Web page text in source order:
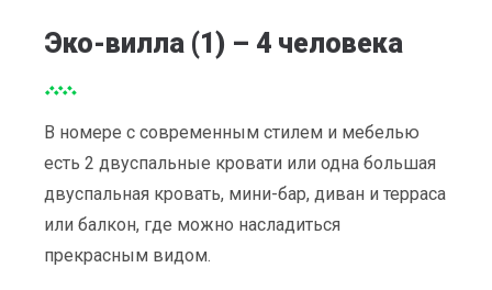
Эко-вилла (1) – 4 человека
В номере с современным стилем и мебелью
есть 2 двуспальные кровати или одна большая
двуспальная кровать, мини-бар, диван и терраса
или балкон, где можно насладиться
прекрасным видом.